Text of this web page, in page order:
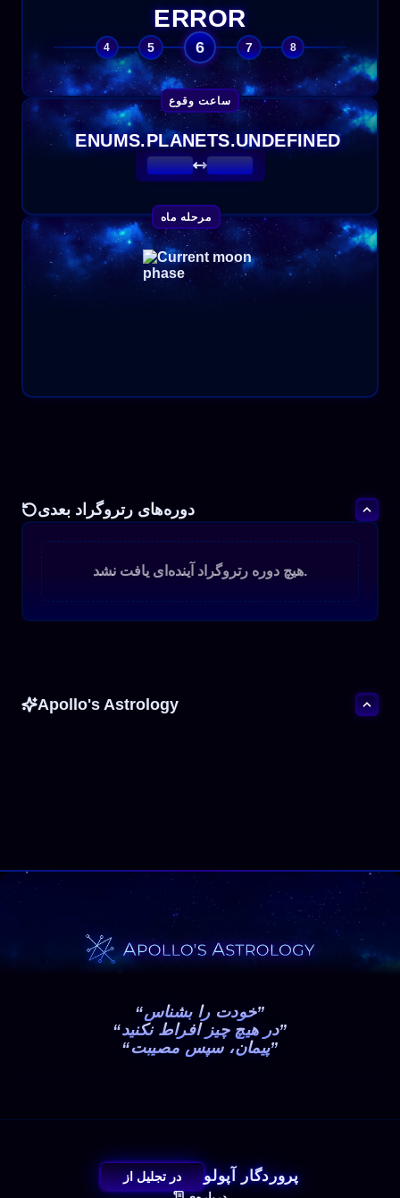
ERROR
4 5 6 7 8
مرحله ماه
ساعت وقوع
ENUMS.PLANETS.UNDEFINED
دوره‌های رتروگراد بعدی
هیچ دوره رتروگراد آینده‌ای یافت نشد.
Apollo's Astrology
“خودت را بشناس”
“در هیچ چیز افراط نکنید”
“پیمان، سپس مصیبت”
در تجلیل از پروردگار آپولو